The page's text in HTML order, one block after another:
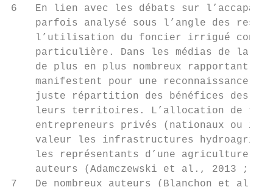
6   En lien avec les débats sur
parfois analysé sous l’angle des
l’utilisation du foncier irrigué
particulière. Dans les médias de la
de plus en plus nombreux rapportant
manifestent pour une reconnaissance
juste répartition des bénéfices des
leurs territoires. L’allocation de
entrepreneurs privés (nationaux ou
valeur les infrastructures
les représentants d’une agriculture
auteurs (Adamczewski et al., 2013 ;
7   De nombreux auteurs (Blanchon et